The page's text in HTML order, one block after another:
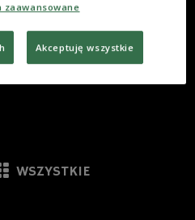
WSZYSTKIE
zaawansowane
Akceptuję wszystkie